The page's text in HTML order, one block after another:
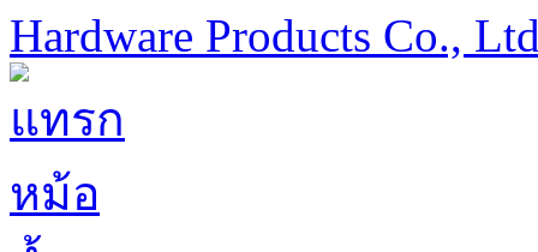
Hardware Products Co.,